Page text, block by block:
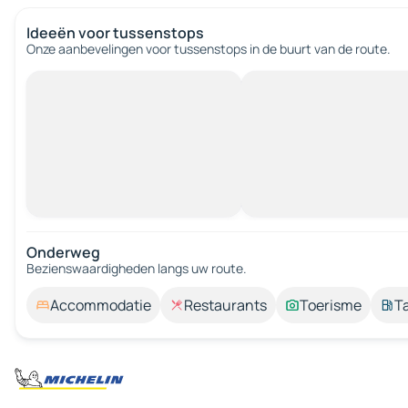
Ideeën voor tussenstops
Onze aanbevelingen voor tussenstops in de buurt van de route.
Onderweg
Bezienswaardigheden langs uw route.
Accommodatie Restaurants Toerisme